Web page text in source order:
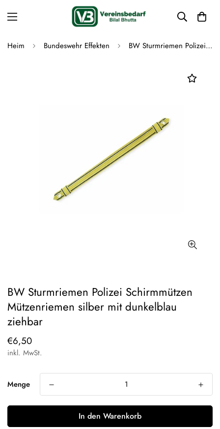
Heim Bundeswehr Effekten BW Sturmriemen Polizei Schirmmützen Mützenriemen silber mit dunkelblau ziehbar
BW Sturmriemen Polizei Schirmmützen
Mützenriemen silber mit dunkelblau
ziehbar
Regulärer
Preis
€6,50
inkl. MwSt.
Menge
In den Warenkorb